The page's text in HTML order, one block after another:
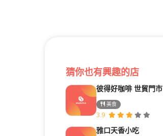
猜你也有興趣的店
彼得好咖啡 世貿門市
美食
3.9
雅口天香小吃